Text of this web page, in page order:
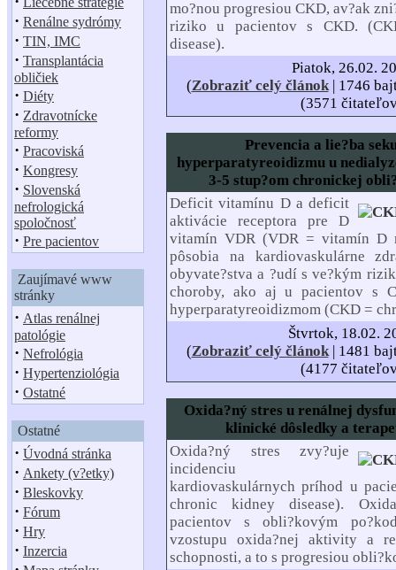
· Renálne sydrómy
· TIN, IMC
· Transplantácia
obličiek
· Diéty
· Zdravotnícke
reformy
· Pracoviská
· Kongresy
· Slovenská
nefrologická
spoločnosť
· Pre pacientov
Zaujímavé www
stránky
· Atlas renálnej
patológie
· Nefrológia
· Hypertenziológia
· Ostatné
Ostatné
· Úvodná stránka
· Ankety (v?etky)
· Bleskovky
· Fórum
· Hry
· Inzercia
mo?nou progresiou CKD, av?ak
riziko u pacientov s CKD.
disease).
Piatok, 26.02.
(Zobraziť celý článok| 1746
(3571
Prevencia a lie?ba
hyperparatyreoidizmu u
3-5 stup?om chronickej
Deficit vitamínu D a deficit
aktivácie receptora pre D
vitamín VDR (VDR = vitamín D
pôsobia na kardiovaskulárne
obyvate?stva a ?udí s ve?kým
choroby, ako aj u pacientov s
hyperparatyreoidizmom (CKD =
Štvrtok, 18.02.
(Zobraziť celý článok| 1481
(4177
Oxida?ný stres u renálnej
klinické dôsledky a
Oxida?ný stres zvy?uje
incidenciu
kardiovaskulárnych príhod u
chronic kidney disease).
pacientov s obli?kovým
vzostupu oxida?nej aktivity a
schopnosti, a to s progresiou